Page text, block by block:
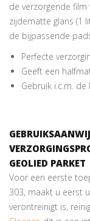
de verzorgende
zijdematte glans (1
de bijpassende
Perfecte
Geeft een
Gebruik i.c.m.
GEOLIED PARKET
Voor een eerste
303, maakt u eerst
verontreinigt is,